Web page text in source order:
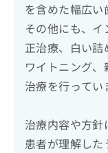
を含めた幅広い
その他にも、
正治療、白い
ワイトニング
治療を行ってい
治療内容や方針
患者が理解した